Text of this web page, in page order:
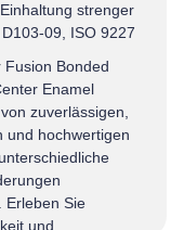
strenger
09, ISO 9227
Fusion Bonded
Enamel
zuverlässigen,
und hochwertigen
Erleben Sie
und